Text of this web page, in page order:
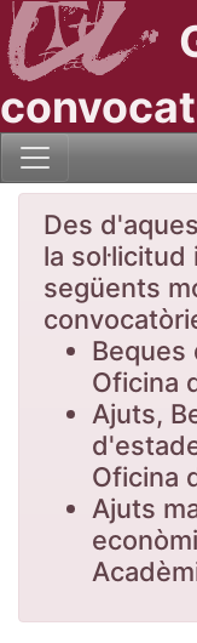
Des
la
següents
Beques
Oficina
Ajuts,
Oficina
Ajuts